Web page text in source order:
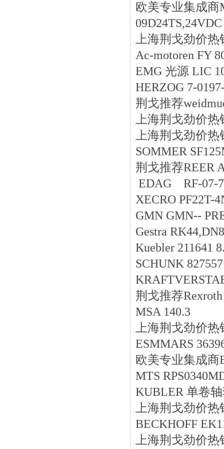
欧美专业集成商
09D24TS,24VDC
上海荆戈劲价
Ac-motoren FY
EMG 光源 LIC
HERZOG 7-
荆戈推荐
上海荆戈劲价热
上海荆戈劲价热
SOMMER
荆戈推荐REER
EDAG RF-07-
XECRO PF22T-
GMN GMN--
Gestra
Kuebler 211641
SCHUNK
荆戈推荐
MSA 140.3
上海荆戈劲价
ESMMARS
欧美专业集成商
MTS
KUBLER 单卷轴
上海荆戈劲价热
BECKHOFF
上海荆戈劲价